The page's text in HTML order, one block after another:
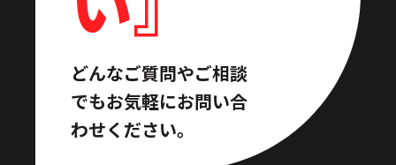
どんなご質問やご相談
でもお気軽にお問い合
わせください。